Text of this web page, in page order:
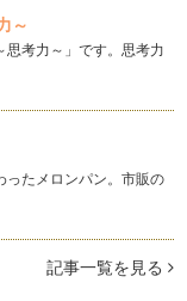
ではクリ…
ょう？ 幸せのも
を歩いている
～
考力～」です。思考力
ったメロンパン。市販の
記事一覧を見る